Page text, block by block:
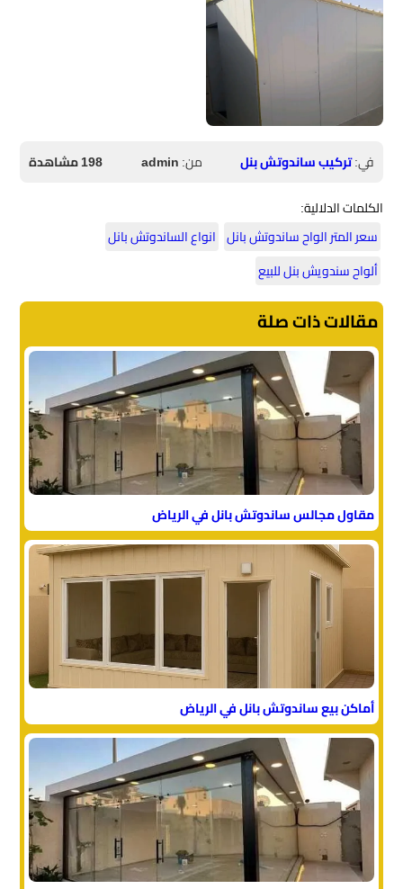
في:تركيب ساندوتش بنل من:admin
198 مشاهدة
الكلمات الدلالية:
سعر المتر الواح ساندوتش بانل انواع الساندوتش بانل
ألواح سندويش بنل للبيع
مقالات ذات صلة
مقاول مجالس ساندوتش بانل في الرياض
أماكن بيع ساندوتش بانل في الرياض